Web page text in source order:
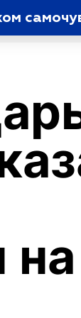
на